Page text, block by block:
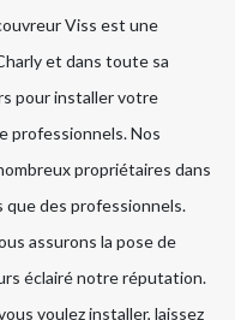
Viss est une
et dans toute sa
pour installer votre
professionnels. Nos
propriétaires dans
des professionnels.
assurons la pose de
éclairé notre réputation.
voulez installer, laissez